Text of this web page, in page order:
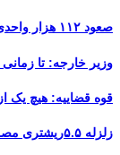
صعود ۱۱۲ هزار واحدی شاخص بورس در معاملات امروز
وزیر خارجه: تا
قوه قضاییه: هیچ یک
زلزله ۵.۵ریشتری مصر و فلسطین را لرزاند